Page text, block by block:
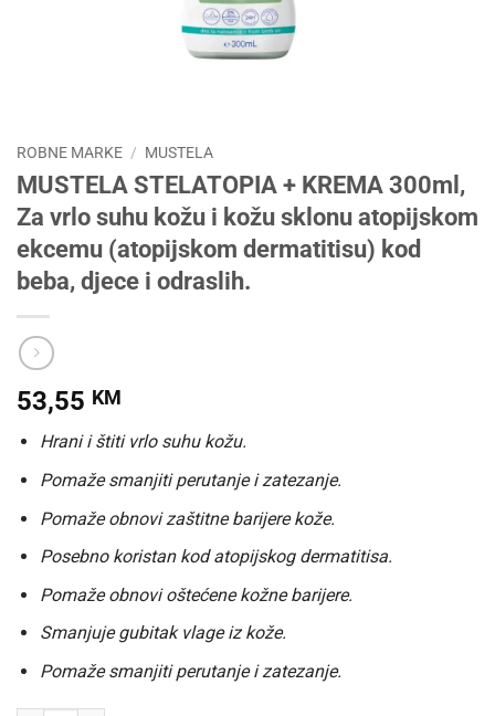
ROBNE MARKE / MUSTELA
MUSTELA STELATOPIA + KREMA 300ml,
Za vrlo suhu kožu i kožu sklonu atopijskom
ekcemu (atopijskom dermatitisu) kod
beba, djece i odraslih.
53,55 KM
Hrani i štiti vrlo suhu kožu.
Pomaže smanjiti perutanje i zatezanje.
Pomaže obnovi zaštitne barijere kože.
Posebno koristan kod atopijskog dermatitisa.
Pomaže obnovi oštećene kožne barijere.
Smanjuje gubitak vlage iz kože.
Pomaže smanjiti perutanje i zatezanje.